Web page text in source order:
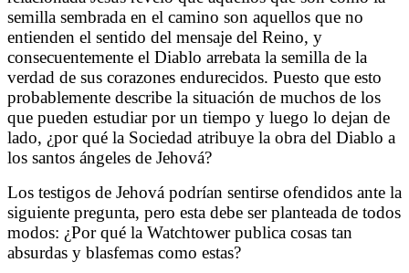
semilla sembrada en el camino son aquellos que no
entienden el sentido del mensaje del Reino, y
consecuentemente el Diablo arrebata la semilla de la
verdad de sus corazones endurecidos. Puesto que esto
probablemente describe la situación de muchos de los
que pueden estudiar por un tiempo y luego lo dejan de
lado, ¿por qué la Sociedad atribuye la obra del Diablo a
los santos ángeles de Jehová?
Los testigos de Jehová podrían sentirse ofendidos ante la
siguiente pregunta, pero esta debe ser planteada de todos
modos: ¿Por qué la Watchtower publica cosas tan
absurdas y blasfemas como estas?